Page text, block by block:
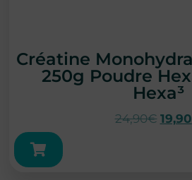
Créatine
250g Poudre
Hexa³
24,90€ 19,90